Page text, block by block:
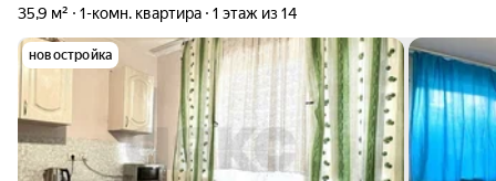
35,9 м² 1-комн. квартира 1 этаж из 14
новостройка